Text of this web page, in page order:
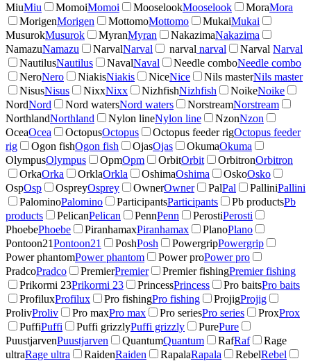
MiuMiu MomoiMomoi MooselookMooselook MoraMora
MorigenMorigen MottomoMottomo MukaiMukai
MusurokMusurok MyranMyran NakazimaNakazima
NamazuNamazu NarvalNarval narval narval Narval Narval
NautilusNautilus NavalNaval Needle comboNeedle combo
NeroNero NiakisNiakis NiceNice Nils masterNils master
NisusNisus NixxNixx NizhfishNizhfish NoikeNoike
NordNord Nord watersNord waters NorstreamNorstream
NorthlandNorthland Nylon lineNylon line NzonNzon
OceaOcea OctopusOctopus Octopus feeder rigOctopus feeder
rig
Ogon fishOgon fish OjasOjas OkumaOkuma
OlympusOlympus OpmOpm OrbitOrbit OrbitronOrbitron
OrkaOrka OrklaOrkla OshimaOshima OskoOsko
OspOsp OspreyOsprey OwnerOwner PalPal PalliniPallini
PalominoPalomino ParticipantsParticipants Pb productsPb
products
PelicanPelican PennPenn PerostiPerosti
PhoebePhoebe PiranhamaxPiranhamax PlanoPlano
Pontoon21Pontoon21 PoshPosh PowergripPowergrip
Power phantomPower phantom Power proPower pro
PradcoPradco PremierPremier Premier fishingPremier fishing
Prikormi 23Prikormi 23 PrincessPrincess Pro baitsPro baits
ProfiluxProfilux Pro fishingPro fishing ProjigProjig
ProlivProliv Pro maxPro max Pro seriesPro series ProxProx
PuffiPuffi Puffi grizzlyPuffi grizzly PurePure
PuustjarvenPuustjarven QuantumQuantum RafRaf
Rage
ultraRage ultra RaidenRaiden RapalaRapala RebelRebel